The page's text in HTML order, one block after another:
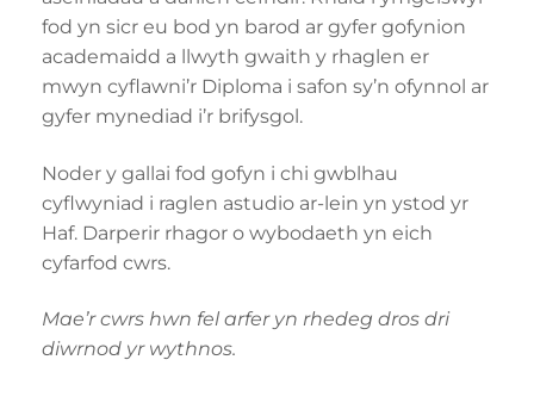
fod yn sicr eu bod yn barod ar gyfer gofynion
academaidd a llwyth gwaith y rhaglen er
mwyn cyflawni’r Diploma i safon sy’n ofynnol ar
gyfer mynediad i’r brifysgol.
Noder y gallai fod gofyn i chi gwblhau
cyflwyniad i raglen astudio ar-lein yn ystod yr
Haf. Darperir rhagor o wybodaeth yn eich
cyfarfod cwrs.
Mae’r cwrs hwn fel arfer yn rhedeg dros dri
diwrnod yr wythnos.